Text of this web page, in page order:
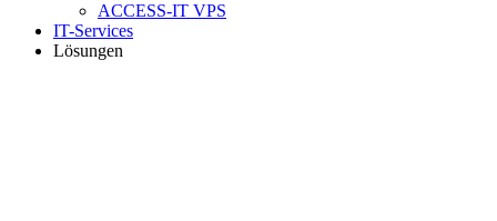
ACCESS-IT VPS
IT-Services
Lösungen